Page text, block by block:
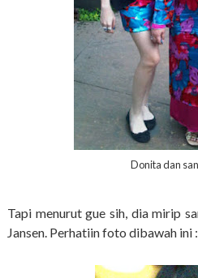
Donita dan
Tapi menurut gue sih, dia mirip
Jansen. Perhatiin foto dibawah ini :